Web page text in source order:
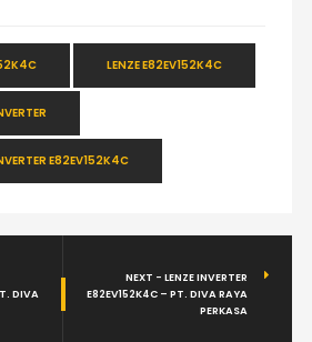
LENZE E82EV152K4C
E82EV152K4C
DIVA
NEXT - LENZE INVERTER
E82EV152K4C – PT. DIVA RAYA
PERKASA